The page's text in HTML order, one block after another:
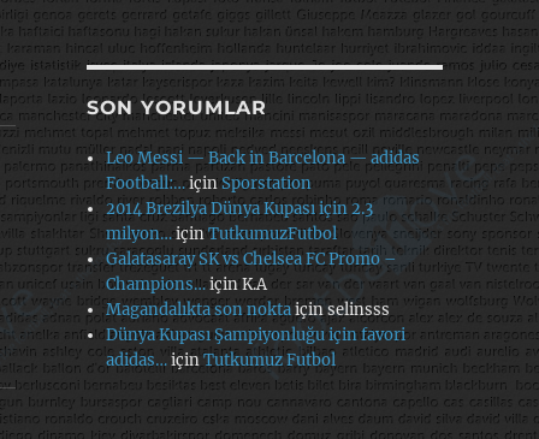
SON YORUMLAR
Leo Messi — Back in Barcelona — adidas
Football:…içinSporstation
2014 Brezilya Dünya Kupası için 2.3
milyon…içinTutkumuzFutbol
Galatasaray SK vs Chelsea FC Promo –
Champions…içinK.A
Magandalıkta son noktaiçinselinsss
Dünya Kupası Şampiyonluğu için favori
adidas…içinTutkumuz Futbol